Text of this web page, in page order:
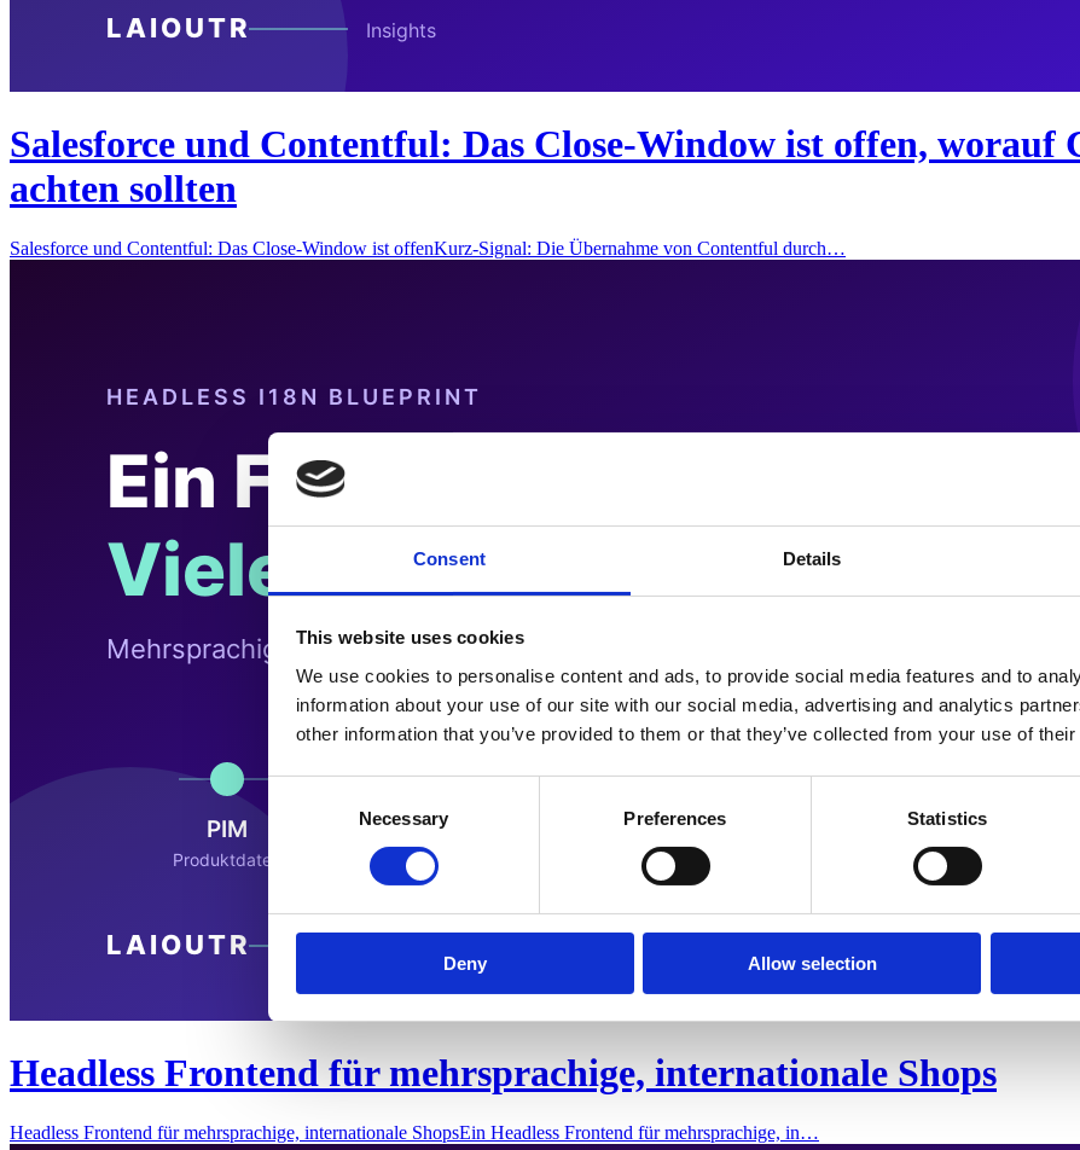
Consent Details
This website uses cookies
We use cookies to personalise content and ads, to provide social media features and to
information about your use of our site with our social media, advertising and analytics
other information that you’ve provided to them or that they’ve collected from your use of
Necessary Preferences Statistics
Deny Allow selection
Salesforce und Contentful: Das Close-Window ist offen,
achten sollten
Salesforce und Contentful: Das Close-Window ist offenKurz-Signal: Die Übernahme von Contentful durch…
Headless Frontend für mehrsprachige, internationale Shops
Headless Frontend für mehrsprachige, internationale ShopsEin Headless Frontend für mehrsprachige, in…